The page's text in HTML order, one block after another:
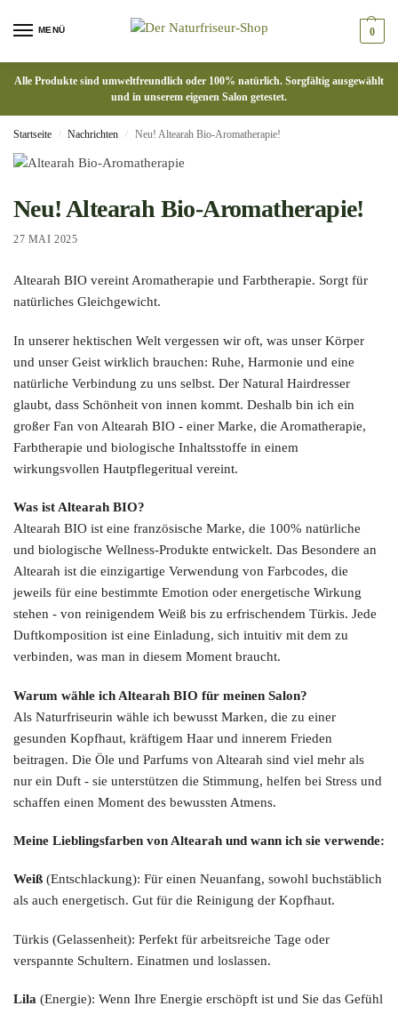
MENÜ 0
Alle Produkte sind umweltfreundlich oder 100% natürlich. Sorgfältig ausgewählt
und in unserem eigenen Salon getestet.
Startseite / Nachrichten / Neu! Altearah Bio-Aromatherapie!
Neu! Altearah Bio-Aromatherapie!
27 MAI 2025
Altearah BIO vereint Aromatherapie und Farbtherapie. Sorgt für
natürliches Gleichgewicht.
In unserer hektischen Welt vergessen wir oft, was unser Körper
und unser Geist wirklich brauchen: Ruhe, Harmonie und eine
natürliche Verbindung zu uns selbst. Der Natural Hairdresser
glaubt, dass Schönheit von innen kommt. Deshalb bin ich ein
großer Fan von Altearah BIO - einer Marke, die Aromatherapie,
Farbtherapie und biologische Inhaltsstoffe in einem
wirkungsvollen Hautpflegeritual vereint.
Was ist Altearah BIO?
Altearah BIO ist eine französische Marke, die 100% natürliche
und biologische Wellness-Produkte entwickelt. Das Besondere an
Altearah ist die einzigartige Verwendung von Farbcodes, die
jeweils für eine bestimmte Emotion oder energetische Wirkung
stehen - von reinigendem Weiß bis zu erfrischendem Türkis. Jede
Duftkomposition ist eine Einladung, sich intuitiv mit dem zu
verbinden, was man in diesem Moment braucht.
Warum wähle ich Altearah BIO für meinen Salon?
Als Naturfriseurin wähle ich bewusst Marken, die zu einer
gesunden Kopfhaut, kräftigem Haar und innerem Frieden
beitragen. Die Öle und Parfums von Altearah sind viel mehr als
nur ein Duft - sie unterstützen die Stimmung, helfen bei Stress und
schaffen einen Moment des bewussten Atmens.
Meine Lieblingsfarben von Altearah und wann ich sie verwende:
Weiß (Entschlackung): Für einen Neuanfang, sowohl buchstäblich
als auch energetisch. Gut für die Reinigung der Kopfhaut.
Türkis (Gelassenheit): Perfekt für arbeitsreiche Tage oder
verspannte Schultern. Einatmen und loslassen.
Lila (Energie): Wenn Ihre Energie erschöpft ist und Sie das Gefühl